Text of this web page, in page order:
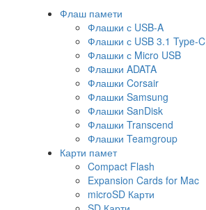
Флаш памети
Флашки с USB-A
Флашки с USB 3.1 Type-C
Флашки с Micro USB
Флашки ADATA
Флашки Corsair
Флашки Samsung
Флашки SanDisk
Флашки Transcend
Флашки Teamgroup
Карти памет
Compact Flash
Expansion Cards for Mac
microSD Карти